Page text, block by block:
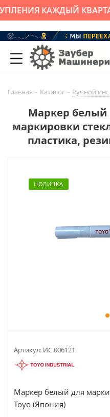
КАЖДЫЙ
Главная - Каталог - Ручной
Маркер белый
маркировки
пластика,
НОВИНКА
Артикул: ИС 006121
Маркер белый для
Toyo (Япония)